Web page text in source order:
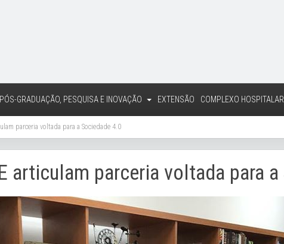
PÓS-GRADUAÇÃO, PESQUISA E INOVAÇÃO EXTENSÃO COMPLEXO HOSPITALAR
parceria voltada para a Sociedade 4.0
articulam parceria voltada para a